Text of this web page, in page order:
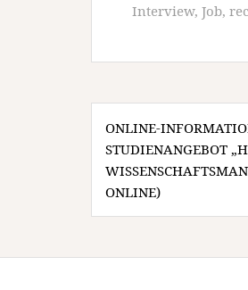
Interview, Job,
ONLINE-
STUDIENANGEBOT
ONLINE)